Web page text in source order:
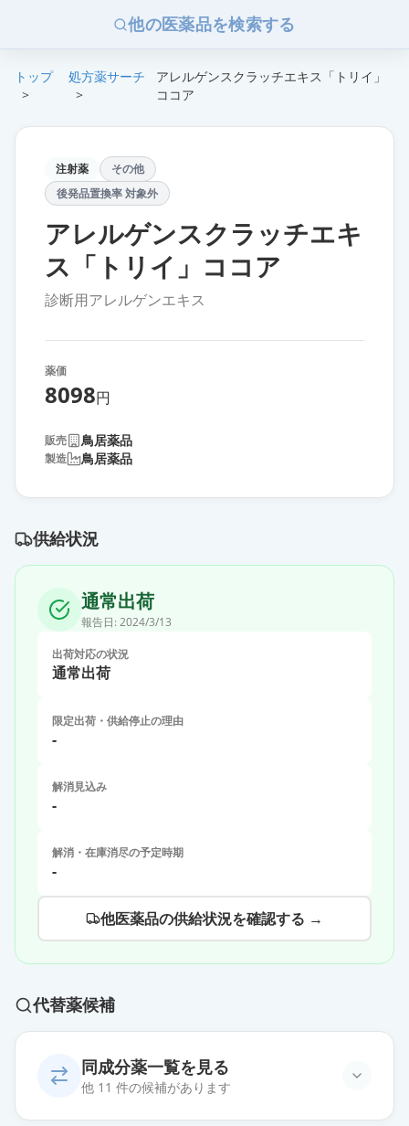
他の医薬品を検索する
トップ
>
処方薬サーチ
>
アレルゲンスクラッチエキス「トリイ」
ココア
注射薬
その他
後発品置換率 対象外
アレルゲンスクラッチエキ
ス「トリイ」ココア
診断用アレルゲンエキス
薬価
8098円
販売 鳥居薬品
製造 鳥居薬品
供給状況
通常出荷
報告日: 2024/3/13
出荷対応の状況
通常出荷
限定出荷・供給停止の理由
-
解消見込み
-
解消・在庫消尽の予定時期
-
他医薬品の供給状況を確認する →
代替薬候補
同成分薬一覧を見る
他 11 件の候補があります